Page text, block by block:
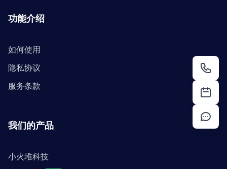
功能介绍
如何使用
隐私协议
服务条款
我们的产品
小火堆科技